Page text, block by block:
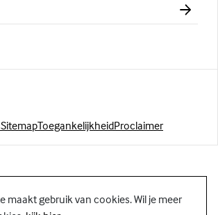
SitemapToegankelijkheidProclaimer
maakt gebruik van cookies. Wil je meer